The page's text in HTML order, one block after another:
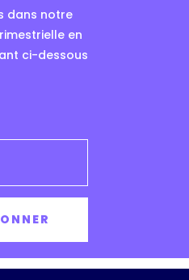
dans notre
en
ci-dessous